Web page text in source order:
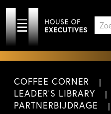
COFFEE CORNER
LEADER'S LIBRARY
PARTNERBIJDRAGE